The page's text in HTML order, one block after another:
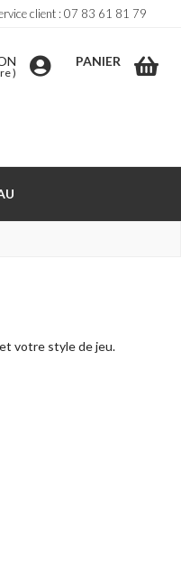
)
PANIER
votre style de jeu.
client : 07 83 61 81 79